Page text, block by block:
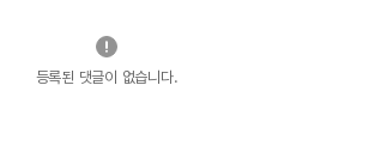
등록된 댓글이 없습니다.